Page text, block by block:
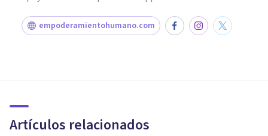
empoderamientohumano.com
Artículos relacionados
ansiedad»